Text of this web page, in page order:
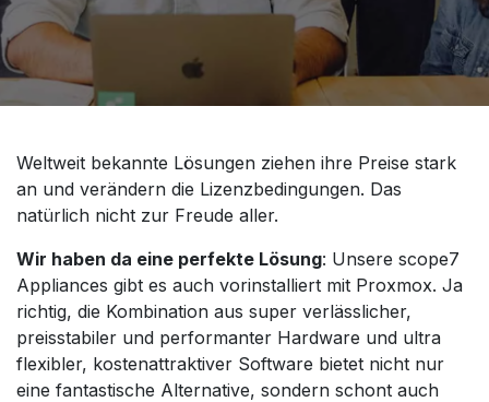
Weltweit bekannte Lösungen ziehen ihre Preise stark
an und verändern die Lizenzbedingungen. Das
natürlich nicht zur Freude aller.
Wir haben da eine perfekte Lösung: Unsere scope7
Appliances gibt es auch vorinstalliert mit Proxmox. Ja
richtig, die Kombination aus super verlässlicher,
preisstabiler und performanter Hardware und ultra
flexibler, kostenattraktiver Software bietet nicht nur
eine fantastische Alternative, sondern schont auch